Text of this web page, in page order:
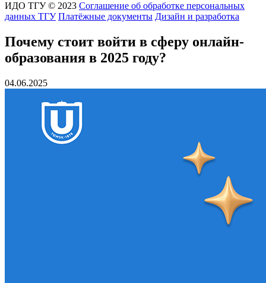
ИДО ТГУ © 2023 Соглашение об обработке персональных
данных ТГУ Платёжные документы Дизайн и разработка
Почему стоит войти в сферу онлайн-
образования в 2025 году?
04.06.2025